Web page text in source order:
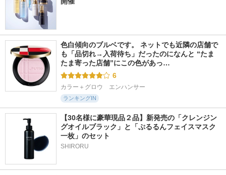
色白傾向のブルベです。 ネットでも近隣の店舗で
も「品切れ→入荷待ち」だったのになんと “たま
たま寄った店舗”にこの色があっ…
6
カラー＋グロウ　エンハンサー
ランキングIN
【30名様に豪華現品２品】新発売の「クレンジン
グオイルブラック」と「ぷるるんフェイスマスク
一枚」のセット
SHIRORU